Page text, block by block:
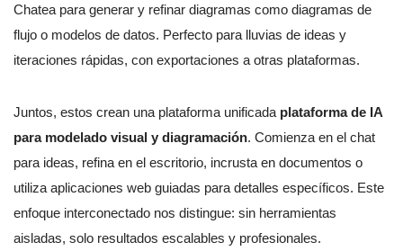
Chatea para generar y refinar diagramas como diagramas de
flujo o modelos de datos. Perfecto para lluvias de ideas y
iteraciones rápidas, con exportaciones a otras plataformas.
Juntos, estos crean una plataforma unificada plataforma de IA
para modelado visual y diagramación. Comienza en el chat
para ideas, refina en el escritorio, incrusta en documentos o
utiliza aplicaciones web guiadas para detalles específicos. Este
enfoque interconectado nos distingue: sin herramientas
aisladas, solo resultados escalables y profesionales.